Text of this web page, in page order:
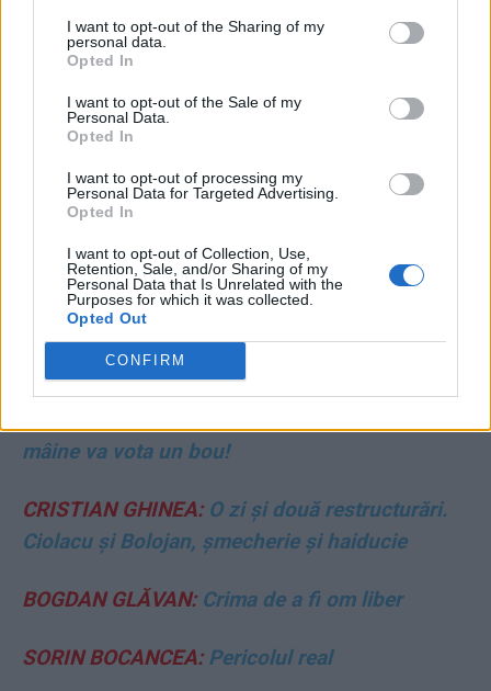
I want to opt-out of the Sharing of my
personal data.
Opted In
I want to opt-out of the Sale of my
Personal Data.
Opted In
I want to opt-out of processing my
Personal Data for Targeted Advertising.
Opted In
I want to opt-out of Collection, Use,
Retention, Sale, and/or Sharing of my
Personal Data that Is Unrelated with the
Purposes for which it was collected.
Opted Out
CONFIRM
românesc. Provine din Securitate, din burta Sistemului,
din zona nereformată a serviciilor secrete! Pe linie de
VIDEO. Severin amenință cu Rusia: „Salvați-
vă pielea! Vă asumați riscuri personale” /
„Ceasul dezastrului ticăie pentru fiecare dintre
care și-l asumă”. Putinistul așteaptă o
„contralovitură” rusească în România
ALTE EDITORIALE:
mâine va vota un bou!
CRISTIAN GHINEA:O zi și două restructurări.
Ciolacu și Bolojan, șmecherie și haiducie
BOGDAN GLĂVAN:Crima de a fi om liber
SORIN BOCANCEA:Pericolul real